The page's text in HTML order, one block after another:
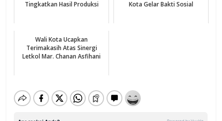
Tingkatkan Hasil Produksi
Kota Gelar Bakti Sosial
Wali Kota Ucapkan
Terimakasih Atas Sinergi
Letkol Mar. Chanan Asfihani